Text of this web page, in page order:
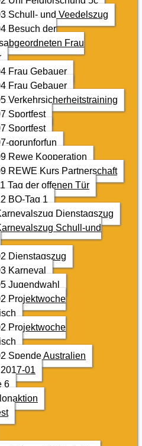
Schull- und Veedelszug
Besuch der
Frau
Frau Gebauer
Frau Gebauer
Verkehrsicherheitstraining
Sportfest
Sportfest
gorunforfun
Rewe Kooperation
REWE Kurs Partnerschaft
Tag der offenen Tür
BO-Tag 1
Dienstagszug
Schull-und
Dienstagszug
Karneval
Jugendwahl
Projektwoche
Projektwoche
Spende Australien
01
6